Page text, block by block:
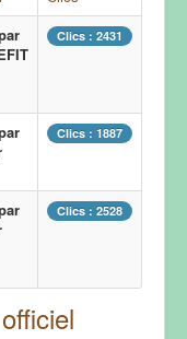
Clics : 2431
Clics : 1887
Clics : 2528